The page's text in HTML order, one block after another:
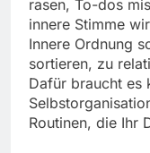
rasen, To-dos
innere Stimme
Innere Ordnung
sortieren, zu
Dafür braucht es
Routinen, die Ihr